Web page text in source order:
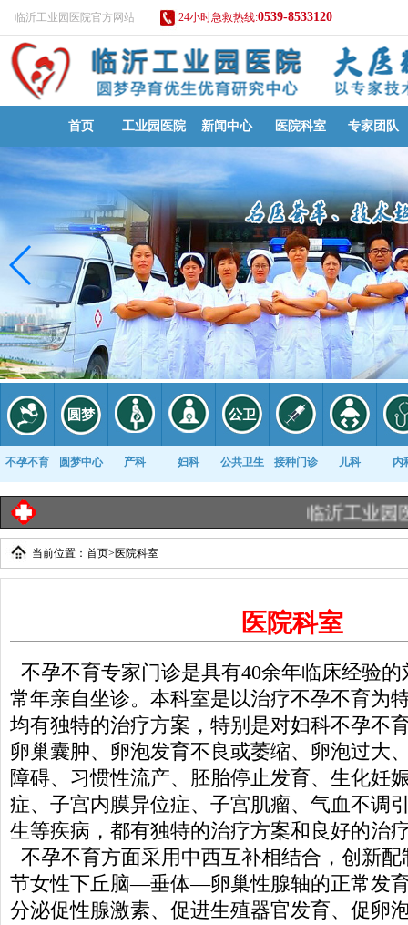
临沂工业园医院官方网站 24小时急救热线:0539-8533120
首页 工业园医院 新闻中心 医院科室 专家团队
不孕不育 圆梦中心 产科 妇科 公共卫生 接种门诊 儿科 内
康复科
临沂工业园医院《
当前位置： 首页> 医院科室
医院科室
不孕不育专家门诊是具有40余年临床经验
常年亲自坐诊。本科室是以治疗不孕不育为
均有独特的治疗方案，特别是对妇科不孕不
卵巢囊肿、卵泡发育不良或萎缩、卵泡过大
障碍、习惯性流产、胚胎停止发育、生化妊
症、子宫内膜异位症、子宫肌瘤、气血不调
生等疾病，都有独特的治疗方案和良好的治
不孕不育方面采用中西互补相结合，创新
节女性下丘脑—垂体—卵巢性腺轴的正常发
分泌促性腺激素、促进生殖器官发育、促卵